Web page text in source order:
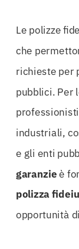
Le polizze
che
richieste per
pubblici. Per
industriali,
e gli enti
garanzieè
polizza
opportunità